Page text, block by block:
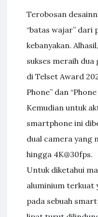
Terobosan
“batas wajar” dari
kebanyakan.
sukses meraih
di Telset Award
Phone” dan
Kemudian untuk
smartphone ini
dual camera yang
hingga 4K@30fps.
Untuk diketahui
aluminium terkuat
pada sebuah